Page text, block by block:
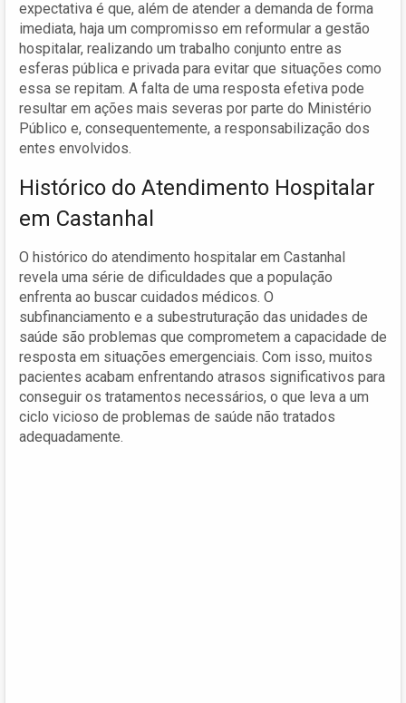
expectativa é que, além de atender a demanda de forma
imediata, haja um compromisso em reformular a gestão
hospitalar, realizando um trabalho conjunto entre as
esferas pública e privada para evitar que situações como
essa se repitam. A falta de uma resposta efetiva pode
resultar em ações mais severas por parte do Ministério
Público e, consequentemente, a responsabilização dos
entes envolvidos.
Histórico do Atendimento Hospitalar
em Castanhal
O histórico do atendimento hospitalar em Castanhal
revela uma série de dificuldades que a população
enfrenta ao buscar cuidados médicos. O
subfinanciamento e a subestruturação das unidades de
saúde são problemas que comprometem a capacidade de
resposta em situações emergenciais. Com isso, muitos
pacientes acabam enfrentando atrasos significativos para
conseguir os tratamentos necessários, o que leva a um
ciclo vicioso de problemas de saúde não tratados
adequadamente.